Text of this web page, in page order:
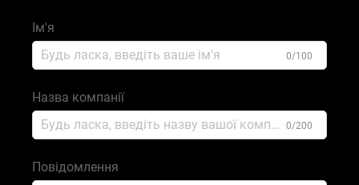
Ім'я
0/100
Назва компанії
0/200
Повідомлення